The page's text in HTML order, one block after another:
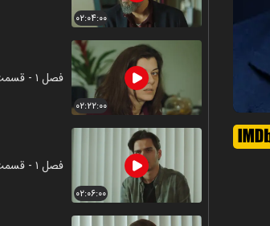
۰۲:۰۴:۰۰
۰۲:۲۲:۰۰
فصل ۱ - قسمت ۴
۰۲:۰۶:۰۰
فصل ۱ - قسمت ۵